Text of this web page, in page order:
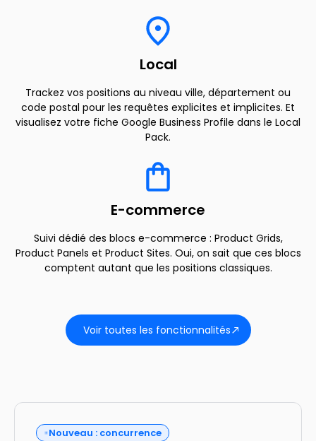
Local
Trackez vos positions au niveau ville, département ou
code postal pour les requêtes explicites et implicites. Et
visualisez votre fiche Google Business Profile dans le Local
Pack.
E-commerce
Suivi dédié des blocs e-commerce : Product Grids,
Product Panels et Product Sites. Oui, on sait que ces blocs
comptent autant que les positions classiques.
Voir toutes les fonctionnalités
Nouveau : concurrence